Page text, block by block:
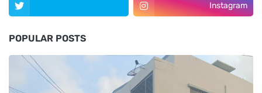
Instagram
POPULAR POSTS